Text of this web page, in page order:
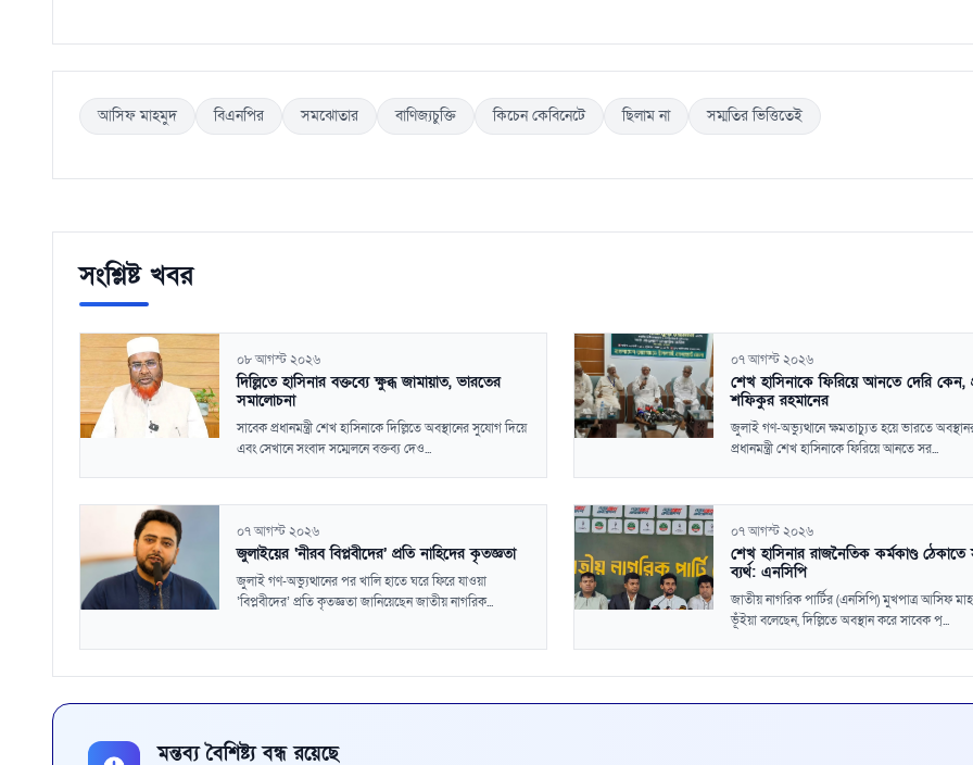
আসিফ মাহমুদ বিএনপির সমঝোতার বাণিজ্যচুক্তি কিচেন কেবিনেটে ছিলাম না সম্মতির ভিত্তিতেই
সংশ্লিষ্ট খবর
০৮ আগস্ট ২০২৬
দিল্লিতে হাসিনার বক্তব্যে ক্ষুব্ধ জামায়াত, ভারতের
সমালোচনা
সাবেক প্রধানমন্ত্রী শেখ হাসিনাকে দিল্লিতে অবস্থানের সুযোগ দিয়ে
এবং সেখানে সংবাদ সম্মেলনে বক্তব্য দেও...
০৭ আগস্ট ২০২৬
শেখ হাসিনাকে ফিরিয়ে আনতে দেরি কেন,
শফিকুর রহমানের
জুলাই গণ-অভ্যুত্থানে ক্ষমতাচ্যুত হয়ে ভারতে
প্রধানমন্ত্রী শেখ হাসিনাকে ফিরিয়ে আনতে সর...
০৭ আগস্ট ২০২৬
জুলাইয়ের ‘নীরব বিপ্লবীদের’ প্রতি নাহিদের কৃতজ্ঞতা
জুলাই গণ-অভ্যুত্থানের পর খালি হাতে ঘরে ফিরে যাওয়া
‘বিপ্লবীদের’ প্রতি কৃতজ্ঞতা জানিয়েছেন জাতীয় নাগরিক...
০৭ আগস্ট ২০২৬
শেখ হাসিনার রাজনৈতিক কর্মকাণ্ড
ব্যর্থ: এনসিপি
জাতীয় নাগরিক পার্টির (এনসিপি) মুখপাত্র আসিফ
ভূঁইয়া বলেছেন, দিল্লিতে অবস্থান করে সাবেক প্...
মন্তব্য বৈশিষ্ট্য বন্ধ রয়েছে